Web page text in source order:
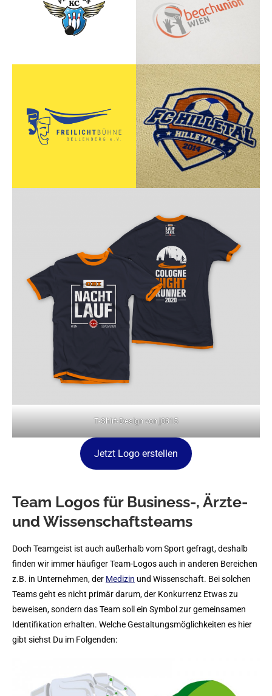
T-Shirt-Design von j0815
Jetzt Logo erstellen
Team Logos für Business-, Ärzte-
und Wissenschaftsteams
Doch Teamgeist ist auch außerhalb vom Sport gefragt, deshalb
finden wir immer häufiger Team-Logos auch in anderen Bereichen
z.B. in Unternehmen, der Medizin und Wissenschaft. Bei solchen
Teams geht es nicht primär darum, der Konkurrenz Etwas zu
beweisen, sondern das Team soll ein Symbol zur gemeinsamen
Identifikation erhalten. Welche Gestaltungsmöglichkeiten es hier
gibt siehst Du im Folgenden: